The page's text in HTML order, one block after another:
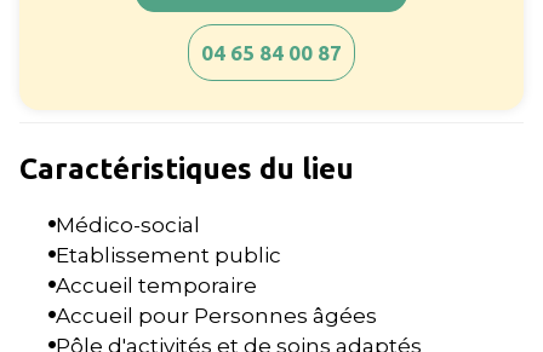
04 65 84 00 87
Caractéristiques du lieu
Médico-social
Etablissement public
Accueil temporaire
Accueil pour Personnes âgées
Pôle d'activités et de soins adaptés